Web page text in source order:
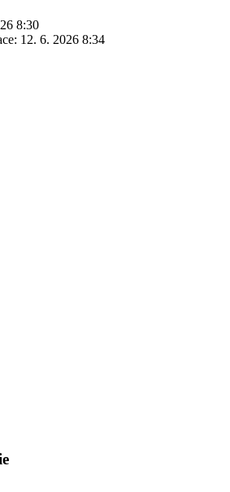
8:30
12. 6. 2026 8:34